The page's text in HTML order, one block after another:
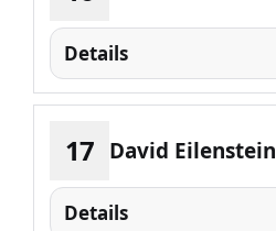
Details
17 David Eilenstein
Details